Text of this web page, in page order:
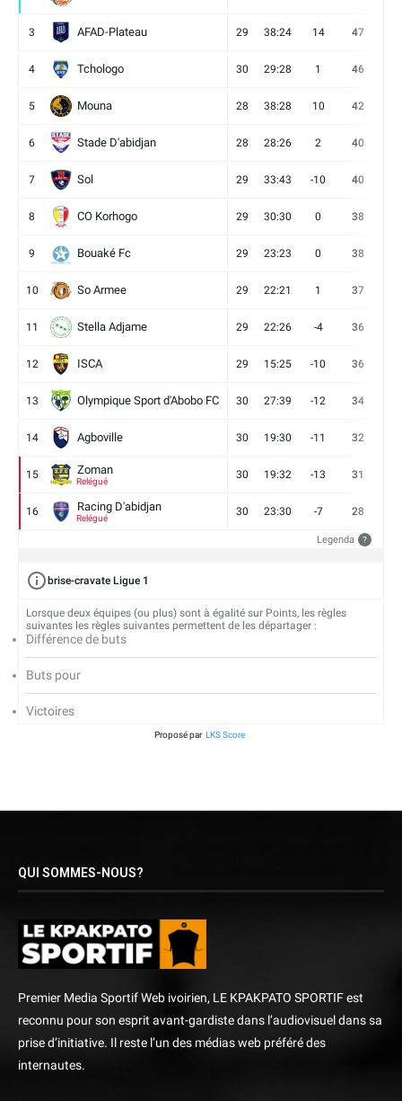
3 AFAD-Plateau 29 38:24 14 47
4 Tchologo 30 29:28 1 46
5 Mouna 28 38:28 10 42
6 Stade D'abidjan 28 28:26 2 40
7 Sol 29 33:43 -10 40
8 CO Korhogo 29 30:30 0 38
9 Bouaké Fc 29 23:23 0 38
10 So Armee 29 22:21 1 37
11 Stella Adjame 29 22:26 -4 36
12 ISCA 29 15:25 -10 36
13 Olympique Sport d'Abobo FC 30 27:39 -12 34
14 Agboville 30 19:30 -11 32
15 Zoman
Relégué
30 19:32 -13 31
16 Racing D'abidjan
Relégué
30 23:30 -7 28
Legenda ?
brise-cravate Ligue 1
Lorsque deux équipes (ou plus) sont à égalité sur Points, les règles
suivantes les règles suivantes permettent de les départager :
Différence de buts
Buts pour
Victoires
Proposé par LKS Score
QUI SOMMES-NOUS?
Premier Media Sportif Web ivoirien, LE KPAKPATO SPORTIF est
reconnu pour son esprit avant-gardiste dans l’audiovisuel dans sa
prise d’initiative. Il reste l’un des médias web préféré des
internautes.